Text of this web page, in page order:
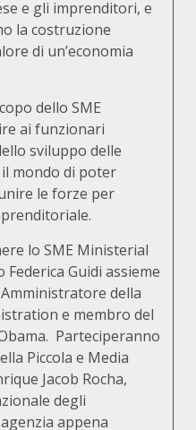
e gli imprenditori, e
la costruzione
di un’economia
dello SME
ai funzionari
sviluppo delle
mondo di poter
le forze per
lo SME Ministerial
Guidi assieme
della
e membro del
Parteciperanno
Piccola e Media
Jacob Rocha,
degli
appena